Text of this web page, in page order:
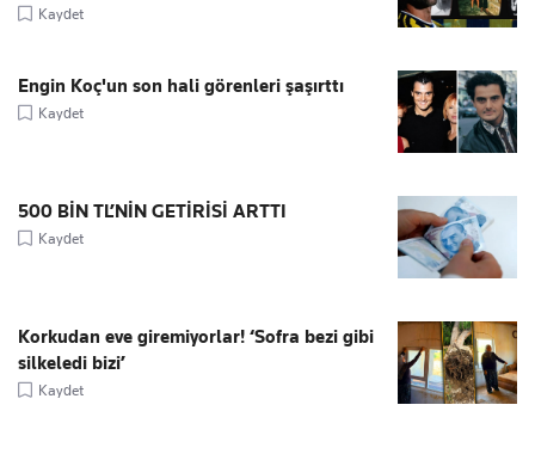
Kaydet
Engin Koç'un son hali görenleri şaşırttı
Kaydet
500 BİN TL’NİN GETİRİSİ ARTTI
Kaydet
Korkudan eve giremiyorlar! ‘Sofra bezi gibi
silkeledi bizi’
Kaydet